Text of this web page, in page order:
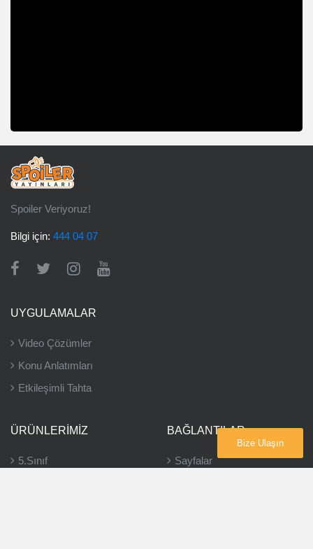
Spoiler Veriyoruz!
Bilgi için: 444 04 07
UYGULAMALAR
Video Çözümler
Konu Anlatımları
Etkileşimli Tahta
ÜRÜNLERIMIZ
5.Sınıf
BAĞLANTILAR
Sayfalar
Bize Ulaşın